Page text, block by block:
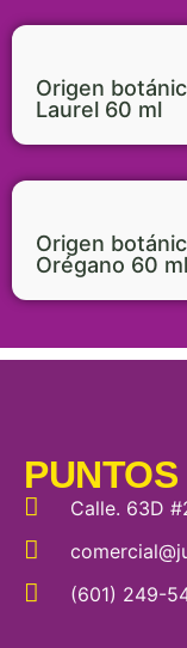
Origen
Laurel 60 ml
Origen
Orégano 60 ml
Calle. 63D
(601) 249-